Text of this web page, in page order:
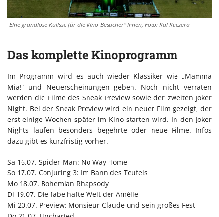
Eine grandiose Kulisse für die Kino-Besucher*innen, Foto: Kai Kuczera
Das komplette Kinoprogramm
Im Programm wird es auch wieder Klassiker wie „Mamma
Mia!“ und Neuerscheinungen geben. Noch nicht verraten
werden die Filme des Sneak Preview sowie der zweiten Joker
Night. Bei der Sneak Preview wird ein neuer Film gezeigt, der
erst einige Wochen später im Kino starten wird. In den Joker
Nights laufen besonders begehrte oder neue Filme. Infos
dazu gibt es kurzfristig vorher.
Sa 16.07. Spider-Man: No Way Home
So 17.07. Conjuring 3: Im Bann des Teufels
Mo 18.07. Bohemian Rhapsody
Di 19.07. Die fabelhafte Welt der Amélie
Mi 20.07. Preview: Monsieur Claude und sein großes Fest